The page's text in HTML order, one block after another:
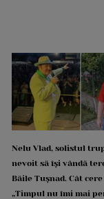
Nelu Vlad, solistul
nevoit să își vândă
Băile Tușnad. Cât
„Timpul nu îmi mai